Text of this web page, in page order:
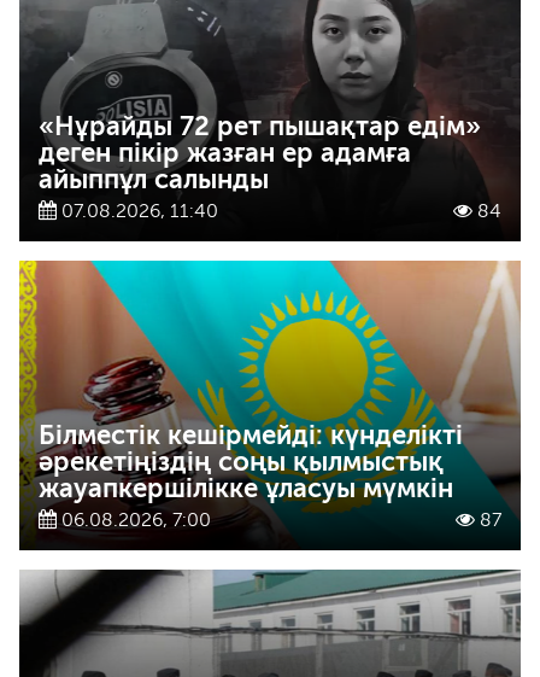
«Нұрайды 72 рет пышақтар едім»
деген пікір жазған ер адамға
айыппұл салынды
07.08.2026, 11:40 84
Білместік кешірмейді: күнделікті
әрекетіңіздің соңы қылмыстық
жауапкершілікке ұласуы мүмкін
06.08.2026, 7:00 87